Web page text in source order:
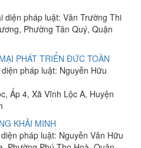
diện pháp luật: Văn Trường Thi
Phường Tân Quý, Quận
PHÁT TRIỂN ĐỨC TOÀN
pháp luật: Nguyễn Hữu
Ấp 4, Xã Vĩnh Lộc A, Huyện
KHẢI MINH
pháp luật: Nguyễn Văn Hữu